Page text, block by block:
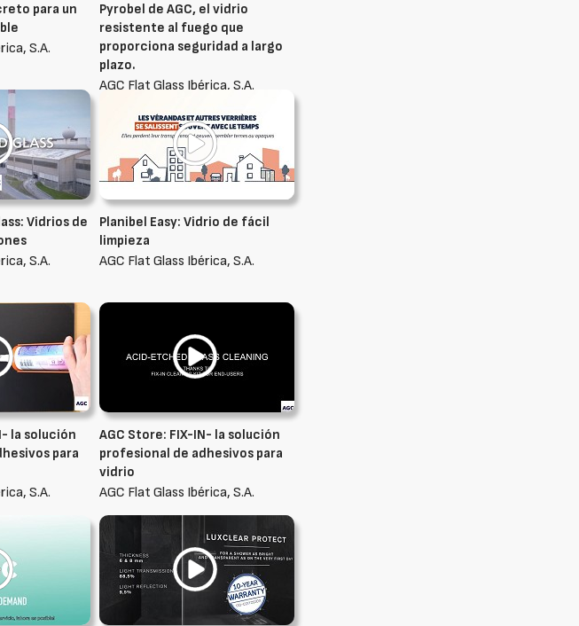
para un
S.A.
Pyrobel de AGC, el vidrio
resistente al fuego que
proporciona seguridad a largo
plazo.
AGC Flat Glass Ibérica, S.A.
Vidrios de
S.A.
Planibel Easy: Vidrio de fácil
limpieza
AGC Flat Glass Ibérica, S.A.
la solución
para
S.A.
AGC Store: FIX-IN- la solución
profesional de adhesivos para
vidrio
AGC Flat Glass Ibérica, S.A.